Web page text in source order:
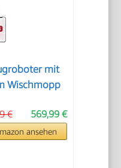
mit
Wischmopp
569,99 €
€
ansehen